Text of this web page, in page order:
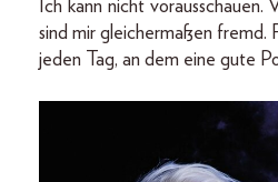
Ich kann nicht
sind mir gleichermaßen fremd.
jeden Tag, an dem eine gute